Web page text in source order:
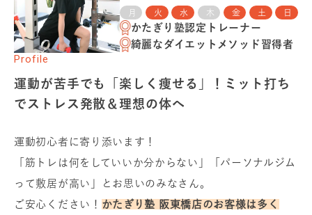
料金
プログラム
よくあるご質問
月 火 水 木 金 土 日
かたぎり塾認定トレーナー
綺麗なダイエットメソッド習得者
Profile
運動が苦手でも「楽しく痩せる」！ミット打ち
でストレス発散＆理想の体へ
運動初心者に寄り添います！
「筋トレは何をしていいか分からない」「パーソナルジム
って敷居が高い」とお思いのみなさん。
ご安心ください！ かたぎり塾 阪東橋店のお客様は多く